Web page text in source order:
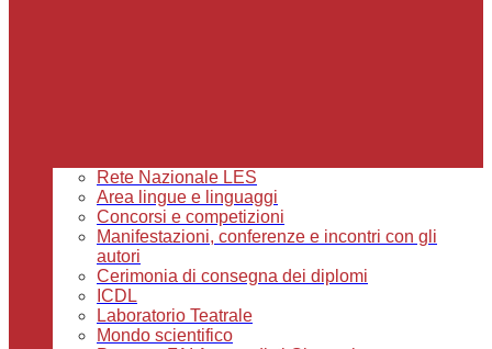
Rete Nazionale LES
Area lingue e linguaggi
Concorsi e competizioni
Manifestazioni, conferenze e incontri con gli
autori
Cerimonia di consegna dei diplomi
ICDL
Laboratorio Teatrale
Mondo scientifico